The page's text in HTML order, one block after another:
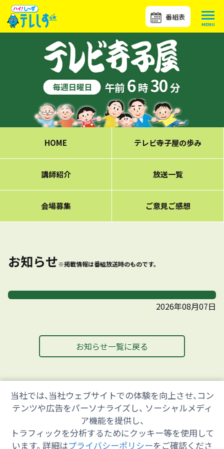
番組表
当社では、当社ウェブサイトでの体験を向上させ、コン
テンツや広告をパーソナライズし、 ソーシャルメディ
ア機能を提供し、
トラフィックを分析するためにクッキー等を使用して
います。 詳細はプライバシーポリシーをご確認くださ
HOME テレビ寺子屋の歩み
講師紹介 放送一覧
会場募集 ご意見ご感想
お知らせ※掲載情報は番組放送時のものです。
2026年08月07日
お知らせ一覧に戻る
会社情報 採用情報 ご意見・ご感想 防災情報